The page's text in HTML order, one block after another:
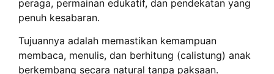
peraga, permainan edukatif, dan pendekatan yang
penuh kesabaran.
Tujuannya adalah memastikan kemampuan
membaca, menulis, dan berhitung (calistung) anak
berkembang secara natural tanpa paksaan.